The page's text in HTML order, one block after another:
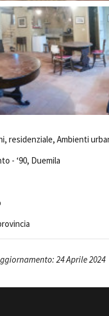
residenziale, Ambienti
- ‘90, Duemila
24 Aprile 2024